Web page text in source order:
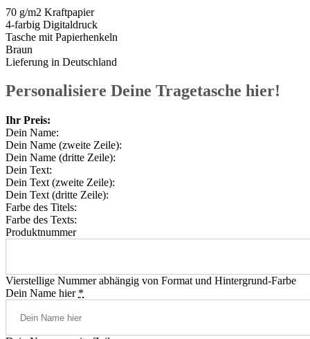
70 g/m2 Kraftpapier
4-farbig Digitaldruck
Tasche mit Papierhenkeln
Braun
Lieferung in Deutschland
Personalisiere Deine Tragetasche hier!
Ihr Preis:
Dein Name:
Dein Name (zweite Zeile):
Dein Name (dritte Zeile):
Dein Text:
Dein Text (zweite Zeile):
Dein Text (dritte Zeile):
Farbe des Titels:
Farbe des Texts:
Produktnummer
Vierstellige Nummer abhängig von Format und Hintergrund-Farbe
Dein Name hier *